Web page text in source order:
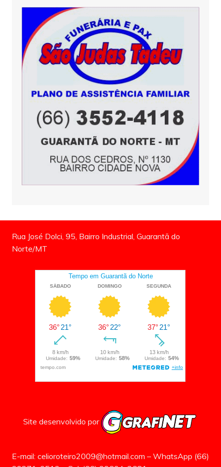
Rua José Dolci, 95, Bairro Industrial, Guarantã do
Norte/MT
Site desenvolvido por
E-mail: celioroteiro2009@hotmail.com – WhatsApp (66)